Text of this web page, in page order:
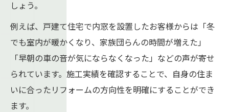
しょう。
例えば、戸建て住宅で内窓を設置したお客様からは「冬
でも室内が暖かくなり、家族団らんの時間が増えた」
「早朝の車の音が気にならなくなった」などの声が寄せ
られています。施工実績を確認することで、自身の住ま
いに合ったリフォームの方向性を明確にすることができ
ます。